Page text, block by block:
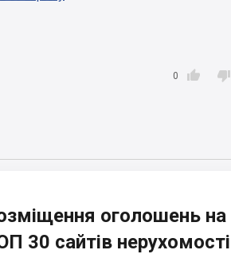

0 
оголошень на
30 сайтів нерухомості